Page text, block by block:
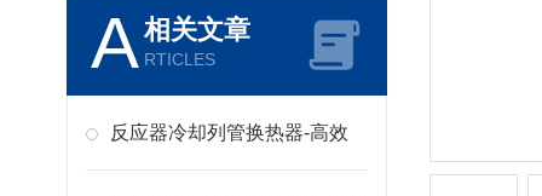
A相关文章
RTICLES
反应器冷却列管换热器-高效